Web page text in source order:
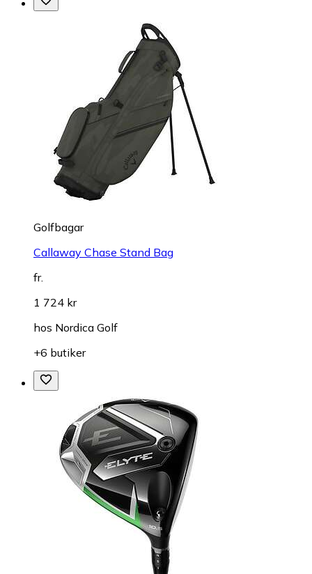
Golfbagar
Callaway Chase Stand Bag
fr.
1 724 kr
hos Nordica Golf
+6 butiker